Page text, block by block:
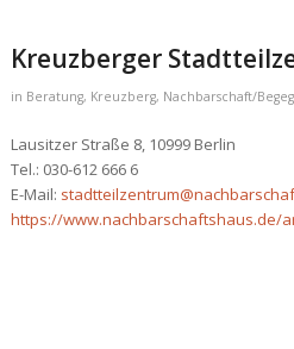
Kreuzberger
in Beratung, Kreuzberg, Nachbarschaft/
Lausitzer Straße 8, 10999 Berlin
Tel.: 030-612 666 6
E-Mail:
https://www.nachbarschaftshaus.de/